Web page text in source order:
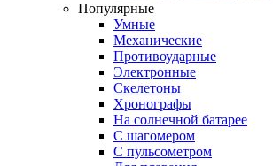
Популярные
Умные
Механические
Противоударные
Электронные
Скелетоны
Хронографы
На солнечной батарее
С шагомером
С пульсометром